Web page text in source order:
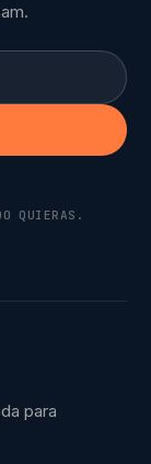
QUIERAS.
para